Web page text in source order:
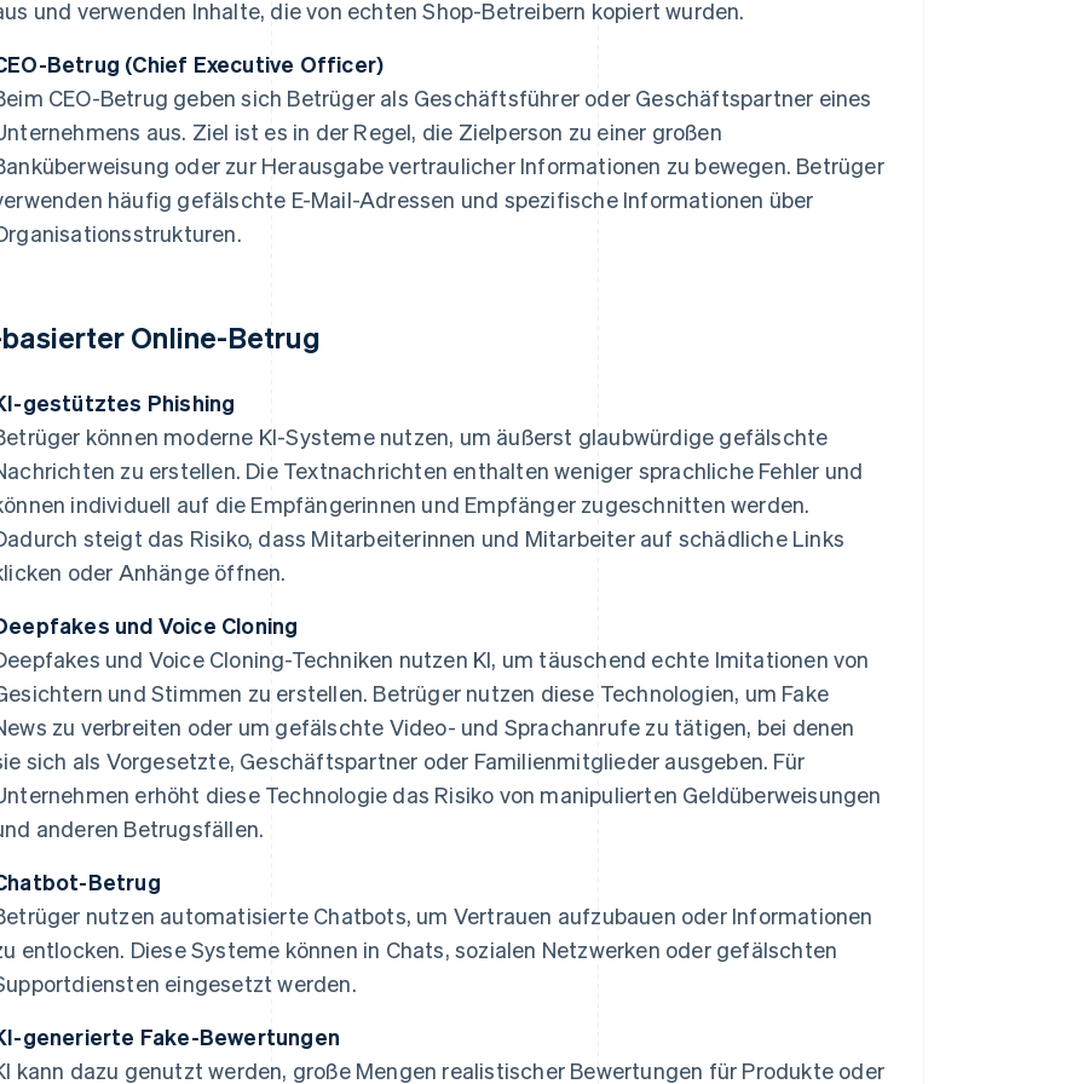
und verwenden Inhalte, die von echten Shop-Betreibern kopiert wurden.
Betrug (Chief Executive Officer)
CEO-Betrug geben sich Betrüger als Geschäftsführer oder Geschäftspartner eines
aus. Ziel ist es in der Regel, die Zielperson zu einer großen
oder zur Herausgabe vertraulicher Informationen zu bewegen. Betrüger
häufig gefälschte E-Mail-Adressen und spezifische Informationen über
Online-Betrug
gestütztes Phishing
können moderne KI-Systeme nutzen, um äußerst glaubwürdige gefälschte
zu erstellen. Die Textnachrichten enthalten weniger sprachliche Fehler und
individuell auf die Empfängerinnen und Empfänger zugeschnitten werden.
steigt das Risiko, dass Mitarbeiterinnen und Mitarbeiter auf schädliche Links
oder Anhänge öffnen.
und Voice Cloning
und Voice Cloning-Techniken nutzen KI, um täuschend echte Imitationen von
und Stimmen zu erstellen. Betrüger nutzen diese Technologien, um Fake
zu verbreiten oder um gefälschte Video- und Sprachanrufe zu tätigen, bei denen
sich als Vorgesetzte, Geschäftspartner oder Familienmitglieder ausgeben. Für
erhöht diese Technologie das Risiko von manipulierten Geldüberweisungen
anderen Betrugsfällen.
Betrug
nutzen automatisierte Chatbots, um Vertrauen aufzubauen oder Informationen
entlocken. Diese Systeme können in Chats, sozialen Netzwerken oder gefälschten
eingesetzt werden.
generierte Fake-Bewertungen
kann dazu genutzt werden, große Mengen realistischer Bewertungen für Produkte oder